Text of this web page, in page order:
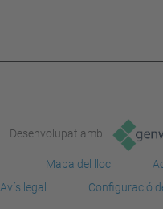
Desenvolupat amb
Mapa del lloc
Avís legal
Configuració